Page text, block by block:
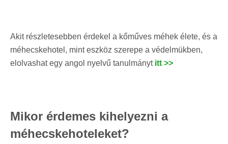
Akit részletesebben érdekel a kőműves méhek élete, és a
méhecskehotel, mint eszköz szerepe a védelmükben,
elolvashat egy angol nyelvű tanulmányt itt >>
Mikor érdemes kihelyezni a
méhecskehoteleket?